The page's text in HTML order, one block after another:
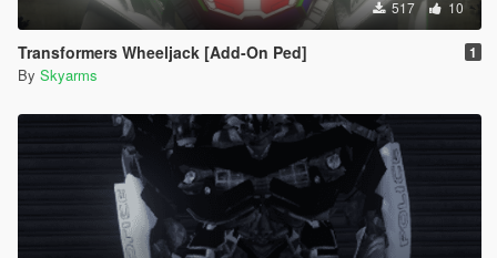
517 10
Transformers Wheeljack [Add-On Ped] 1
By Skyarms